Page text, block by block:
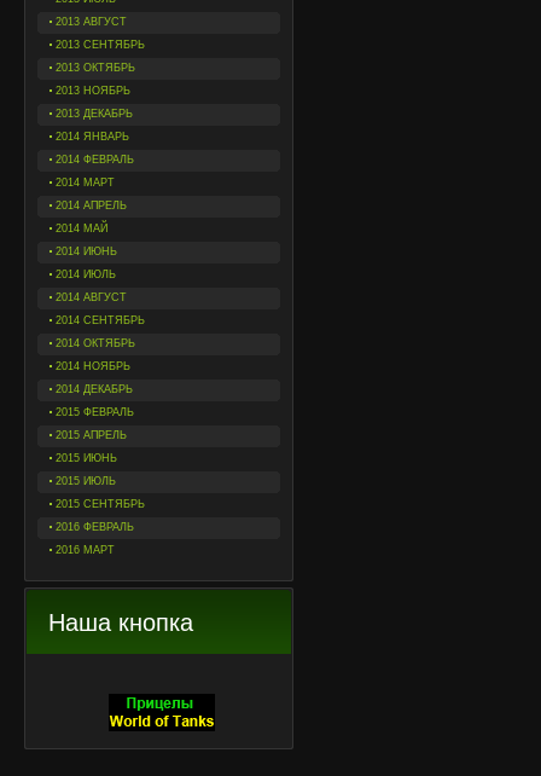
2013 АВГУСТ
2013 СЕНТЯБРЬ
2013 ОКТЯБРЬ
2013 НОЯБРЬ
2013 ДЕКАБРЬ
2014 ЯНВАРЬ
2014 ФЕВРАЛЬ
2014 МАРТ
2014 АПРЕЛЬ
2014 МАЙ
2014 ИЮНЬ
2014 ИЮЛЬ
2014 АВГУСТ
2014 СЕНТЯБРЬ
2014 ОКТЯБРЬ
2014 НОЯБРЬ
2014 ДЕКАБРЬ
2015 ФЕВРАЛЬ
2015 АПРЕЛЬ
2015 ИЮНЬ
2015 ИЮЛЬ
2015 СЕНТЯБРЬ
2016 ФЕВРАЛЬ
2016 МАРТ
Наша кнопка